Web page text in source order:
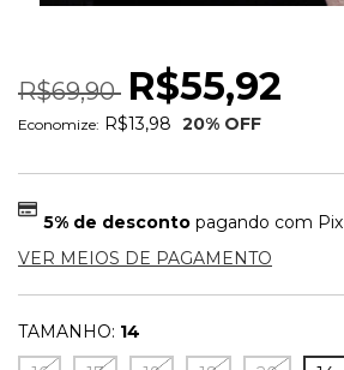
R$69,90 R$55,92
Economize: R$13,98 20% OFF
5% de descontopagando com Pix
VER MEIOS DE PAGAMENTO
TAMANHO: 14